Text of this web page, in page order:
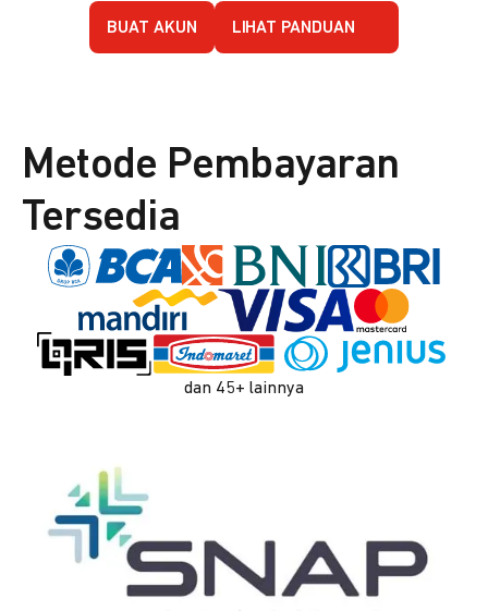
BUAT AKUN LIHAT PANDUAN
Metode Pembayaran
Tersedia
dan 45+ lainnya